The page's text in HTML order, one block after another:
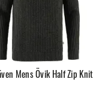
Mens Övik Half Zip Knit